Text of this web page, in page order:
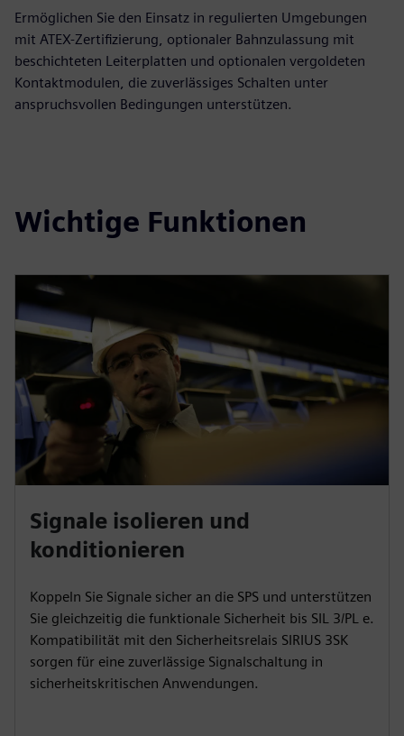
Ermöglichen Sie den Einsatz in regulierten Umgebungen
mit ATEX-Zertifizierung, optionaler Bahnzulassung mit
beschichteten Leiterplatten und optionalen vergoldeten
Kontaktmodulen, die zuverlässiges Schalten unter
anspruchsvollen Bedingungen unterstützen.
Wichtige Funktionen
Signale isolieren und
konditionieren
Koppeln Sie Signale sicher an die SPS und unterstützen
Sie gleichzeitig die funktionale Sicherheit bis SIL 3/PL e.
Kompatibilität mit den Sicherheitsrelais SIRIUS 3SK
sorgen für eine zuverlässige Signalschaltung in
sicherheitskritischen Anwendungen.